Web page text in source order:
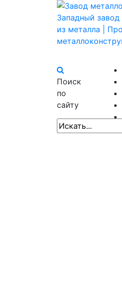
Поиск
по
сайту